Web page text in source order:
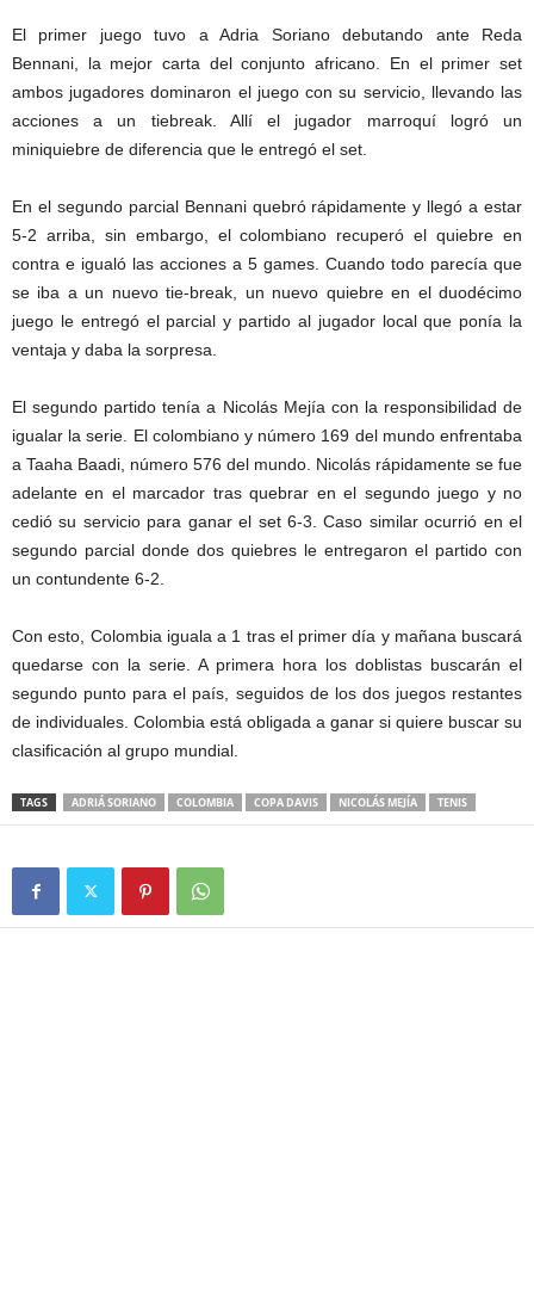
El primer juego tuvo a Adria Soriano debutando ante Reda
Bennani, la mejor carta del conjunto africano. En el primer set
ambos jugadores dominaron el juego con su servicio, llevando las
acciones a un tiebreak. Allí el jugador marroquí logró un
miniquiebre de diferencia que le entregó el set.
En el segundo parcial Bennani quebró rápidamente y llegó a estar
5-2 arriba, sin embargo, el colombiano recuperó el quiebre en
contra e igualó las acciones a 5 games. Cuando todo parecía que
se iba a un nuevo tie-break, un nuevo quiebre en el duodécimo
juego le entregó el parcial y partido al jugador local que ponía la
ventaja y daba la sorpresa.
El segundo partido tenía a Nicolás Mejía con la responsibilidad de
igualar la serie. El colombiano y número 169 del mundo enfrentaba
a Taaha Baadi, número 576 del mundo. Nicolás rápidamente se fue
adelante en el marcador tras quebrar en el segundo juego y no
cedió su servicio para ganar el set 6-3. Caso similar ocurrió en el
segundo parcial donde dos quiebres le entregaron el partido con
un contundente 6-2.
Con esto, Colombia iguala a 1 tras el primer día y mañana buscará
quedarse con la serie. A primera hora los doblistas buscarán el
segundo punto para el país, seguidos de los dos juegos restantes
de individuales. Colombia está obligada a ganar si quiere buscar su
clasificación al grupo mundial.
TAGS ADRIÁ SORIANO COLOMBIA COPA DAVIS NICOLÁS MEJÍA TENIS